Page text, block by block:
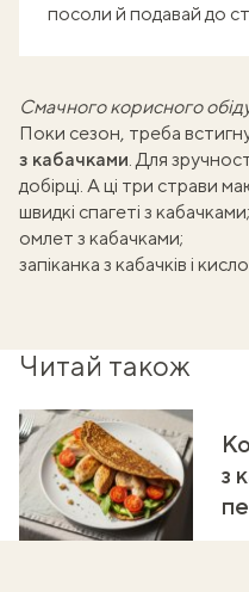
посоли й подавай до
Смачного корисного
Поки сезон, треба
з кабачками. Для
добірці. А ці три страви
швидкі спагеті з кабачками;
омлет з кабачками;
запіканка з кабачків і
Читай також
з